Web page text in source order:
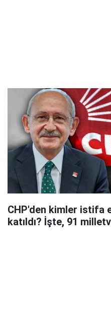
CHP'den kimler istifa
katıldı? İşte, 91